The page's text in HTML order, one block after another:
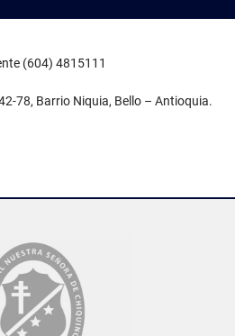
(604) 4815111
78, Barrio Niquia, Bello – Antioquia.